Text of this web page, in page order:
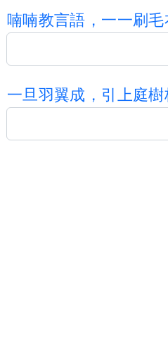
喃喃教言語 ， 一一刷 毛
一旦羽翼成 ， 引 上庭樹